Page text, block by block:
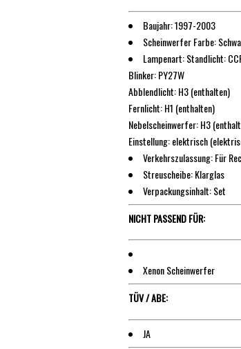
Baujahr: 1997-2003
Scheinwerfer Farbe:
Lampenart: Standlicht:
Blinker: PY27W
Abblendlicht: H3 (enthalten)
Fernlicht: H1 (enthalten)
Nebelscheinwerfer: H3
Einstellung: elektrisch
Verkehrszulassung: Für
Streuscheibe: Klarglas
Verpackungsinhalt: Set
NICHT PASSEND FÜR:
Xenon Scheinwerfer
TÜV / ABE:
JA